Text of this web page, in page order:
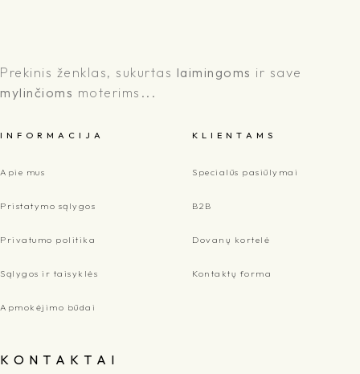
Prekinis ženklas, sukurtas laimingoms ir save
mylinčioms moterims...
I N F O R M A C I J A
Apie mus
Pristatymo sąlygos
Privatumo politika
Sąlygos ir taisyklės
Apmokėjimo būdai
K L I E N T A M S
Specialūs pasiūlymai
B2B
Dovanų kortelė
Kontaktų forma
K O N T A K T A I